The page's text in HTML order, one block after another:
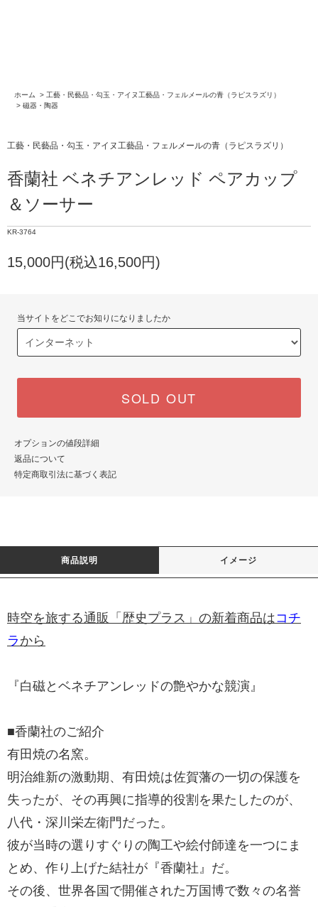
ホーム > 工藝・民藝品・勾玉・アイヌ工藝品・フェルメールの青（ラピスラズリ）
> 磁器・陶器
工藝・民藝品・勾玉・アイヌ工藝品・フェルメールの青（ラピスラズリ）
香蘭社 ベネチアンレッド ペアカップ
＆ソーサー
KR-3764
15,000円(税込16,500円)
当サイトをどこでお知りになりましたか
SOLD OUT
オプションの値段詳細
返品について
特定商取引法に基づく表記
商品説明 イメージ
時空を旅する通販「歴史プラス」の新着商品はコチ
ラ から
『白磁とベネチアンレッドの艶やかな競演』
■香蘭社のご紹介
有田焼の名窯。
明治維新の激動期、有田焼は佐賀藩の一切の保護を
失ったが、その再興に指導的役割を果たしたのが、
八代・深川栄左衛門だった。
彼が当時の選りすぐりの陶工や絵付師達を一つにま
とめ、作り上げた結社が『香蘭社』だ。
その後、世界各国で開催された万国博で数々の名誉